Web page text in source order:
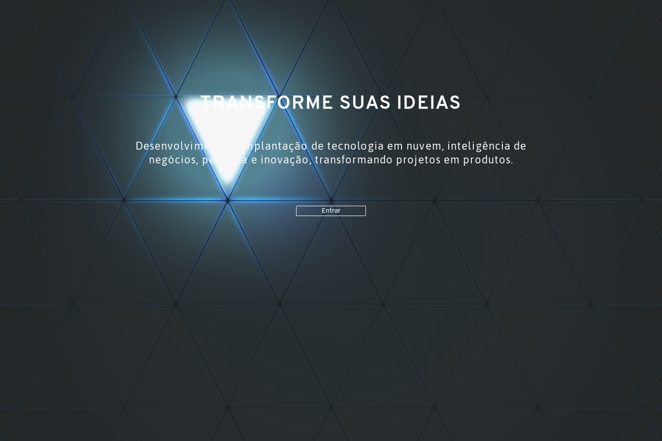
TRANSFORME SUAS IDEIAS
Desenvolvimento e implantação de tecnologia em nuvem, inteligência de
negócios, pesquisa e inovação, transformando projetos em produtos.
Entrar